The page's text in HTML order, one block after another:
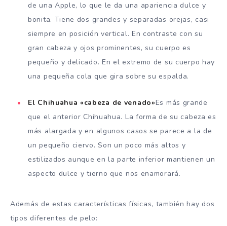
de una Apple, lo que le da una apariencia dulce y
bonita. Tiene dos grandes y separadas orejas, casi
siempre en posición vertical. En contraste con su
gran cabeza y ojos prominentes, su cuerpo es
pequeño y delicado. En el extremo de su cuerpo hay
una pequeña cola que gira sobre su espalda.
El Chihuahua «cabeza de venado»Es más grande
que el anterior Chihuahua. La forma de su cabeza es
más alargada y en algunos casos se parece a la de
un pequeño ciervo. Son un poco más altos y
estilizados aunque en la parte inferior mantienen un
aspecto dulce y tierno que nos enamorará.
Además de estas características físicas, también hay dos
tipos diferentes de pelo: